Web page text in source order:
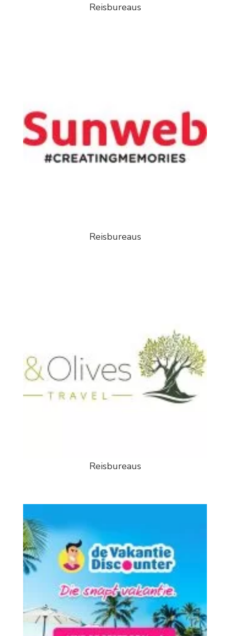
Reisbureaus
Reisbureaus
Reisbureaus